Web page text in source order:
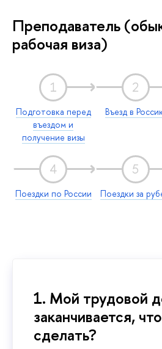
Преподаватель
рабочая виза)
1
Подготовка перед
въездом и
получение визы
2
Въезд в
4
Поездки по России
5
Поездки за
1. Мой трудовой
заканчивается,
сделать?